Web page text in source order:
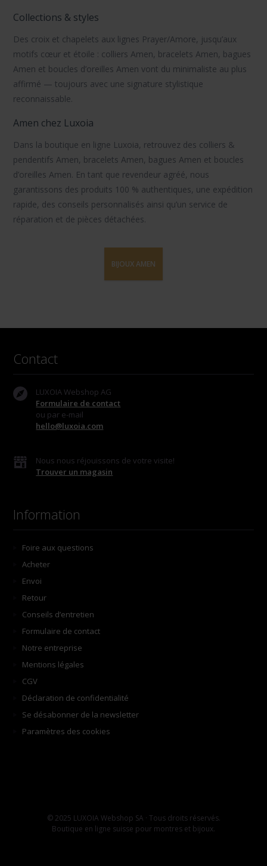
Collections & styles
Des croix et chapelets aux lignes Prayer/Amore, jusqu’aux
motifs cœur et étoile : colliers Amen, bracelets Amen, bagues
Amen et boucles d’oreilles Amen vont du minimaliste au plus
affirmé — toujours avec une signature stylistique
reconnaissable.
Amen chez Luxoia
Dans la boutique en ligne Luxoia, retrouvez des colliers &
pendentifs Amen, bracelets Amen, bagues Amen et boucles
d’oreilles Amen. En tant que revendeur agréé, nous
garantissons des produits 100 % authentiques, une expédition
rapide, des conseils personnalisés ainsi qu’un service de
réparation et de pièces détachées.
BIJOUX AMEN
Contact
LUXOIA Webshop AG
Formulaire de contact
ou par e-mail
hello@luxoia.com
Nous nous réjouissons de votre visite!
Trouver un magasin
Information
Foire aux questions
Acheter
Envoi
Retour
Conseils d’entretien
Formulaire de contact
Notre entreprise
Mentions légales
CGV
Déclaration de confidentialité
Se désabonner de la newsletter
Paramètres des cookies
© 2025 LUXOIA Webshop SA · Tous droits réservés.
Boutique en ligne suisse pour montres et bijoux.